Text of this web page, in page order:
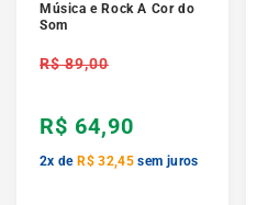
Música e Rock A Cor do
Som
Preço
normal
R$ 89,00
R$ 64,90
2x de R$ 32,45 sem juros